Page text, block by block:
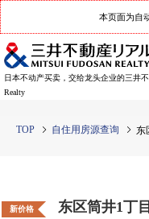
本页面为自
日本不动产买卖，交给龙头企业的三井
Realty
TOP 自住用房源查询 东
新价格 东区筒井1丁